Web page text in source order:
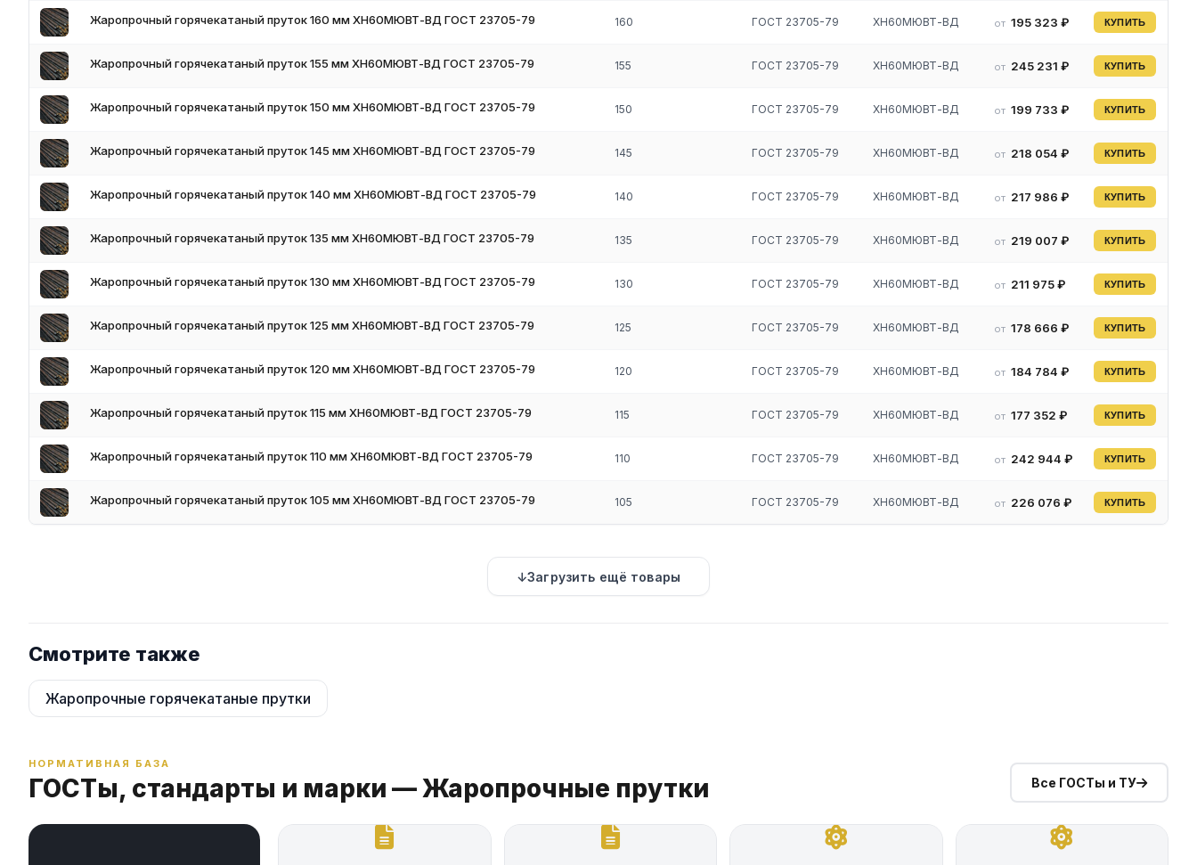
Горячая штамповка:квадратные и круглые заготовки под ковку и прессовую штамповку деталей из жаропрочных сталей
Термообработка и обработка резанием
Прутки из жаропрочных сталей перед использованием в крепеже и деталях проходят механическую обработку (резьбонарезание,
токарная обработка) и часто — термообработку.
крепежа — холодная высадка головок болтов с последующим отжигом.
14Х17Н2, 20Х13, 15Х5М
(HRC 28–35 для крепежа высокотемпературных соединений).
12Х1МФ
стабилизации структуры.
ХН60ВТ, ХН78Т — обработка затруднена высокой вязкостью; требуется специальный инструмент, малые скорости резания,
Условия поставки
Жаропрочные прутки — круглые, шестигранные, квадратные — есть в наличии на складе в Москве. Длина 1–6 м, резка в размер по
чертежу. Доставка по всей России, отправка в день оплаты при наличии на складе.
Резка прутков в размер — дисковая или ленточная пила
Сертификат на прутки по ГОСТ 5949-2018 / ГОСТ 8560-78 / ГОСТ 2591-2006 с химическим составом и механическими
свойствами
Оплата безналичным расчётом, НДС в цене
Жаропрочный горячекатаный пруток 160 мм ХН60МЮВТ-ВД ГОСТ 23705-79 160 ГОСТ 23705-79 ХН60МЮВТ-ВД от 195 323 ₽ КУПИТЬ
Жаропрочный горячекатаный пруток 155 мм ХН60МЮВТ-ВД ГОСТ 23705-79 155 ГОСТ 23705-79 ХН60МЮВТ-ВД от 245 231 ₽ КУПИТЬ
Жаропрочный горячекатаный пруток 150 мм ХН60МЮВТ-ВД ГОСТ 23705-79 150 ГОСТ 23705-79 ХН60МЮВТ-ВД от 199 733 ₽ КУПИТЬ
Жаропрочный горячекатаный пруток 145 мм ХН60МЮВТ-ВД ГОСТ 23705-79 145 ГОСТ 23705-79 ХН60МЮВТ-ВД от 218 054 ₽ КУПИТЬ
Жаропрочный горячекатаный пруток 140 мм ХН60МЮВТ-ВД ГОСТ 23705-79 140 ГОСТ 23705-79 ХН60МЮВТ-ВД от 217 986 ₽ КУПИТЬ
Жаропрочный горячекатаный пруток 135 мм ХН60МЮВТ-ВД ГОСТ 23705-79 135 ГОСТ 23705-79 ХН60МЮВТ-ВД от 219 007 ₽ КУПИТЬ
Жаропрочный горячекатаный пруток 130 мм ХН60МЮВТ-ВД ГОСТ 23705-79 130 ГОСТ 23705-79 ХН60МЮВТ-ВД от 211 975 ₽ КУПИТЬ
Жаропрочный горячекатаный пруток 125 мм ХН60МЮВТ-ВД ГОСТ 23705-79 125 ГОСТ 23705-79 ХН60МЮВТ-ВД от 178 666 ₽ КУПИТЬ
Жаропрочный горячекатаный пруток 120 мм ХН60МЮВТ-ВД ГОСТ 23705-79 120 ГОСТ 23705-79 ХН60МЮВТ-ВД от 184 784 ₽ КУПИТЬ
Жаропрочный горячекатаный пруток 115 мм ХН60МЮВТ-ВД ГОСТ 23705-79 115 ГОСТ 23705-79 ХН60МЮВТ-ВД от 177 352 ₽ КУПИТЬ
Жаропрочный горячекатаный пруток 110 мм ХН60МЮВТ-ВД ГОСТ 23705-79 110 ГОСТ 23705-79 ХН60МЮВТ-ВД от 242 944 ₽ КУПИТЬ
Жаропрочный горячекатаный пруток 105 мм ХН60МЮВТ-ВД ГОСТ 23705-79 105 ГОСТ 23705-79 ХН60МЮВТ-ВД от 226 076 ₽ КУПИТЬ
Загрузить ещё товары
Смотрите также
Жаропрочные горячекатаные прутки
НОРМАТИВНАЯ БАЗА
ГОСТы, стандарты и марки — Жаропрочные прутки Все ГОСТы и ТУ